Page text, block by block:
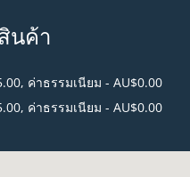
นค้า
ค่าธรรมเนียม - AU$0.00
ค่าธรรมเนียม - AU$0.00